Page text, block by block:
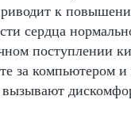
к
сердца
поступлении
за компьютером и